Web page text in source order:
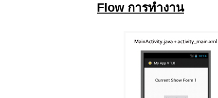
Flow การทำงาน